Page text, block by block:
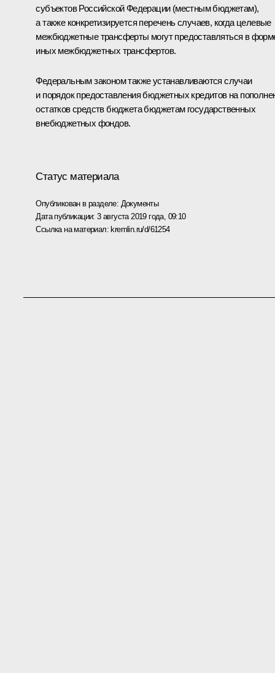
субъектов Российской Федерации (местным бюджетам),
а также конкретизируется перечень случаев, когда целевые
межбюджетные трансферты могут предоставляться в
иных межбюджетных трансфертов.
Федеральным законом также устанавливаются случаи
и порядок предоставления бюджетных кредитов на
остатков средств бюджета бюджетам государственных
внебюджетных фондов.
Статус материала
Опубликован в разделе: Документы
Дата публикации:3 августа 2019 года, 09:10
Ссылка на материал: kremlin.ru/d/61254